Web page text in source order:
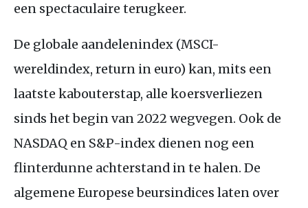
een spectaculaire terugkeer.
De globale aandelenindex (MSCI-
wereldindex, return in euro) kan, mits een
laatste kabouterstap, alle koersverliezen
sinds het begin van 2022 wegvegen. Ook de
NASDAQ en S&P-index dienen nog een
flinterdunne achterstand in te halen. De
algemene Europese beursindices laten over